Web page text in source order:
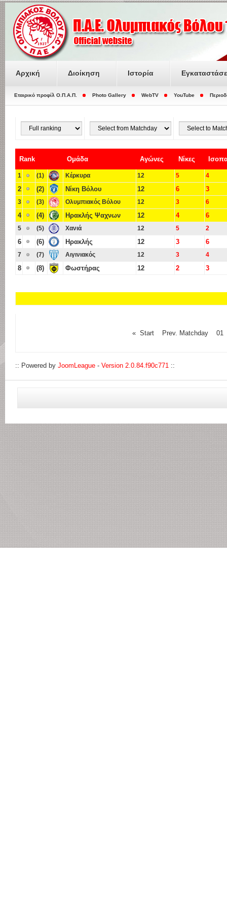
Αρχική Διοίκηση Ιστορία
Εταιρικό προφίλ O.Π.Α.Π. Photo Gallery WebTV YouTube
Rank Ομάδα Αγώνες Νίκες
1 (1) Κέρκυρα 12 5 4
2 (2) Νίκη Βόλου 12 6 3
3 (3) Ολυμπιακός Βόλου 12 3 6
4 (4) Ηρακλής Ψαχνων 12 4 6
5 (5) Χανιά 12 5 2
6 (6) Ηρακλής 12 3 6
7 (7) Αιγινιακός 12 3 4
8 (8) Φωστήρας 12 2 3
« Start Prev. Matchday
:: Powered by JoomLeague - Version 2.0.84.f90c771 ::